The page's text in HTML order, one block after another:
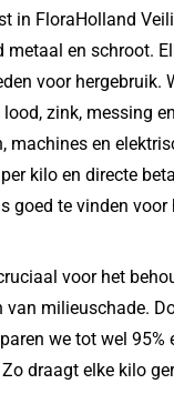
in FloraHolland
metaal en schroot.
voor hergebruik.
zink, messing
machines en
kilo en directe
goed te vinden
voor het
van milieuschade.
we tot wel 95%
draagt elke kilo